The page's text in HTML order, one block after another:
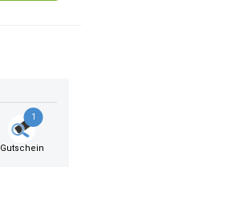
1
Gutschein